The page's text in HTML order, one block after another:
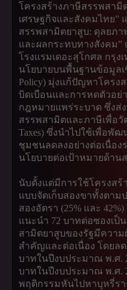
โครงสร้างภาษีสรรพสามิ
เศรษฐกิจและสังคมไทย”
สรรพสามิตยาสูบ: ดุลยภา
และผลกระทบทางสังคม”
โรงแรมเดอะสุโกศล กรุง
นโยบายบนพื้นฐานข้อมูลเชิ
Policy) มุ่งแก้ปัญหาโครง
บิดเบือนและการหดตัวอย่
กฎหมายแพร่ระบาด ซึ่งส่
สรรพสามิตและภาษีเพื่อวั
Taxes) ซึ่งนำไปใช้เพื่อพั
ชุมชนลดลงอย่างต่อเนื่อ
นโยบายต่อเป้าหมายด้าน
นับตั้งแต่มีการใช้โครงส
แบบจัดเก็บสองขาทั้งตา
สองอัตรา (25% และ
แนะนำ 72 บาทต่อซองเป็
สามิตยาสูบของรัฐมีควา
สำคัญและต่อเนื่อง โดยล
บาทในปีงบประมาณ พ.ศ.
บาทในปีงบประมาณ พ.ศ.
พฤติกรรมหันไปหาบุหรี่รา